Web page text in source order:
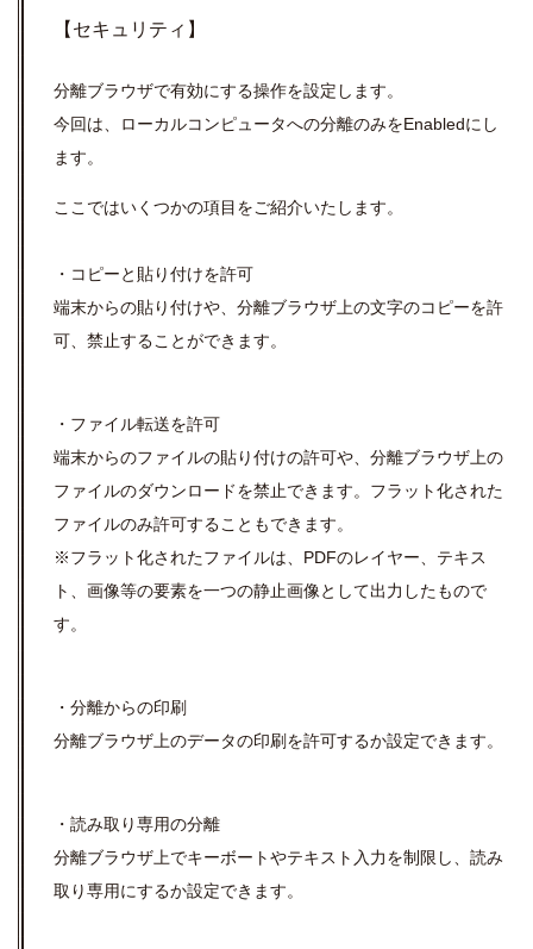
【セキュリティ】
分離ブラウザで有効にする操作を設定します。
今回は、ローカルコンピュータへの分離のみをEnabledにし
ます。
ここではいくつかの項目をご紹介いたします。
・コピーと貼り付けを許可
端末からの貼り付けや、分離ブラウザ上の文字のコピーを許
可、禁止することができます。
・ファイル転送を許可
端末からのファイルの貼り付けの許可や、分離ブラウザ上の
ファイルのダウンロードを禁止できます。フラット化された
ファイルのみ許可することもできます。
※フラット化されたファイルは、PDFのレイヤー、テキス
ト、画像等の要素を一つの静止画像として出力したもので
す。
・分離からの印刷
分離ブラウザ上のデータの印刷を許可するか設定できます。
・読み取り専用の分離
分離ブラウザ上でキーボートやテキスト入力を制限し、読み
取り専用にするか設定できます。